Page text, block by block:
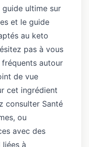
guide ultime sur
et le guide
au keto
pas à vous
fréquents autour
de vue
cet ingrédient
consulter Santé
, ou
avec des
liées à